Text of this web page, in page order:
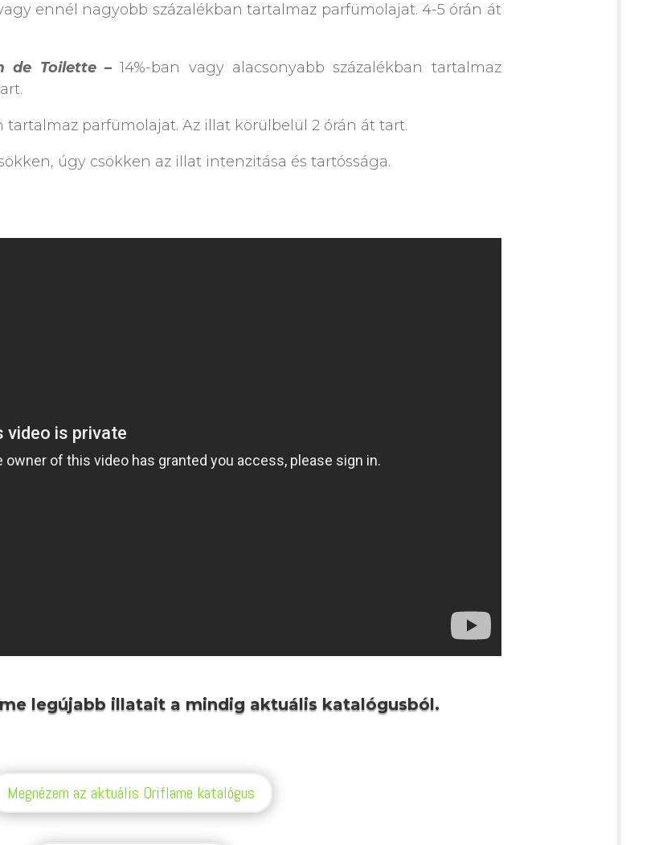
ennél nagyobb százalékban tartalmaz parfümolajat. 4-5 órán át
de Toilette–14%-ban vagy alacsonyabb százalékban tartalmaz
tartalmaz parfümolajat. Az illat körülbelül 2 órán át tart.
úgy csökken az illat intenzitása és tartóssága.
legújabb illatait a mindig aktuális katalógusból.
Megnézem az aktuális Oriflame katalógus